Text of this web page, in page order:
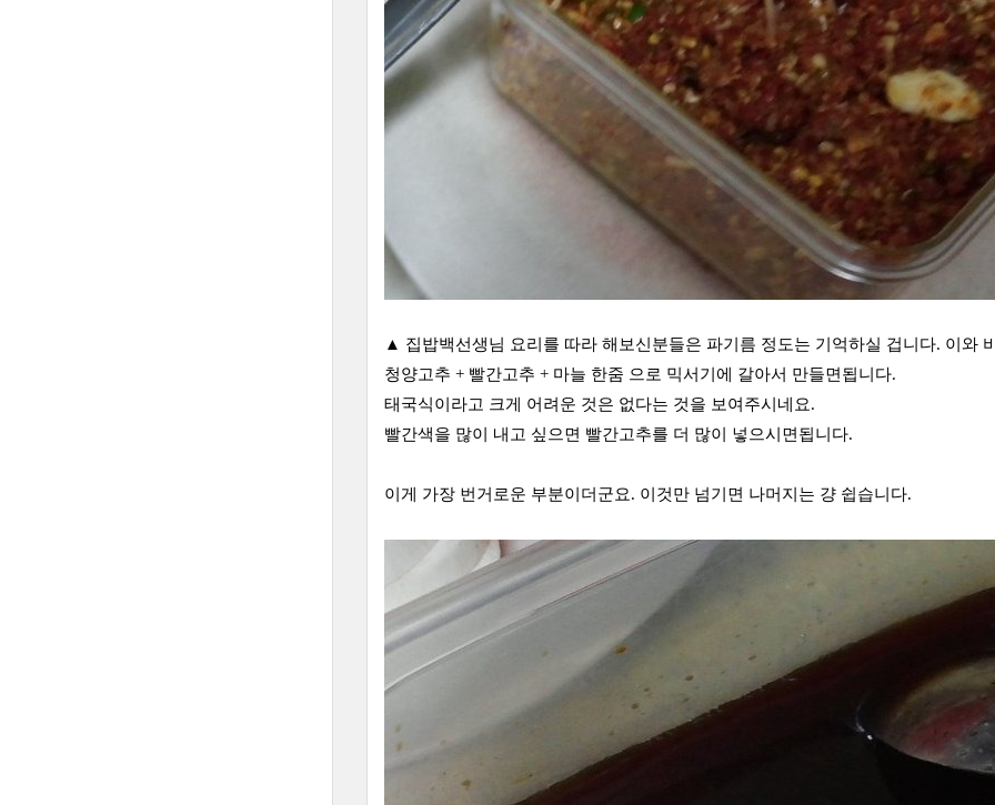
▲ 집밥백선생님 요리를 따라 해보신분들은 파기름 정도는 기억하실 겁니다. 이와
청양고추 + 빨간고추 + 마늘 한줌 으로 믹서기에 갈아서 만들면됩니다.
태국식이라고 크게 어려운 것은 없다는 것을 보여주시네요.
빨간색을 많이 내고 싶으면 빨간고추를 더 많이 넣으시면됩니다.
이게 가장 번거로운 부분이더군요. 이것만 넘기면 나머지는 걍 쉽습니다.